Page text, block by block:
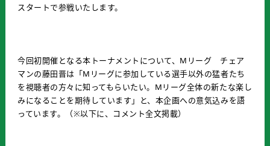
スタートで参戦いたします。
今回初開催となる本トーナメントについて、Mリーグ チェア
マンの藤田晋は「Mリーグに参加している選手以外の猛者たち
を視聴者の方々に知ってもらいたい。Mリーグ全体の新たな楽し
みになることを期待しています」と、本企画への意気込みを語
っています。（※以下に、コメント全文掲載）